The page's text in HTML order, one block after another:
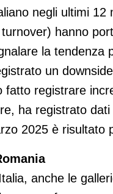
negli ultimi
hanno
la tendenza
un
registrare
ha registrato
2025 è risultato
anche le